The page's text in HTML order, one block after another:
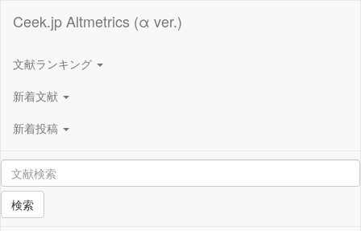
Ceek.jp Altmetrics (α ver.)
文献ランキング
新着文献
新着投稿
検索